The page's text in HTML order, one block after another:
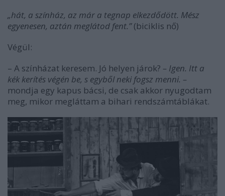
„hát, a színház, az már a tegnap elkezdődött. Mész
egyenesen, aztán meglátod fent.”(biciklis nő)
Végül:
– A színházat keresem. Jó helyen járok? – Igen. Itt a
kék kerítés végén be, s egyből neki fogsz menni. –
mondja egy kapus bácsi, de csak akkor nyugodtam
meg, mikor megláttam a bihari rendszámtáblákat.